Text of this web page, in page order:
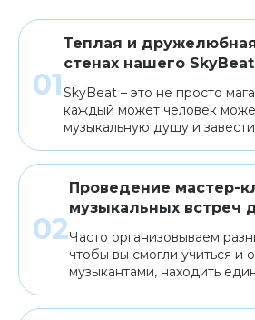
Теплая и
стенах нашего SkyBeat
SkyBeat – это не просто
каждый может человек
музыкальную душу и
Проведение мастер-
музыкальных встреч
Часто организовываем
чтобы вы смогли учиться и
музыкантами, находить